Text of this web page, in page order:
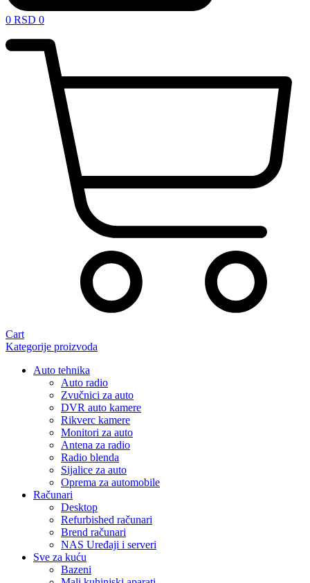
0 RSD 0
Cart
Kategorije proizvoda
Auto tehnika
Auto radio
Zvučnici za auto
DVR auto kamere
Rikverc kamere
Monitori za auto
Antena za radio
Radio blenda
Sijalice za auto
Oprema za automobile
Računari
Desktop
Refurbished računari
Brend računari
NAS Uređaji i serveri
Sve za kuću
Bazeni